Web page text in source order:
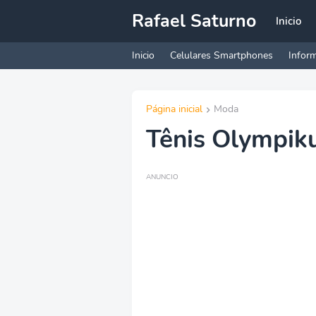
Rafael Saturno Inicio
Inicio Celulares Smartphones
Página inicial Moda
Tênis
ANUNCIO